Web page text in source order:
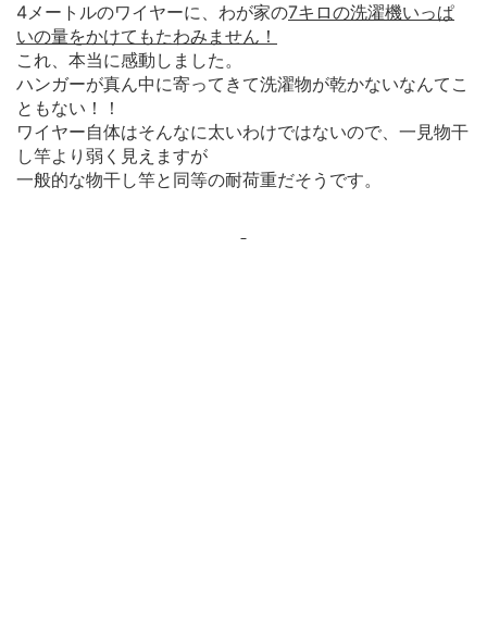
4メートルのワイヤーに、わが家の7キロの洗濯機いっぱ
いの量をかけてもたわみません！
これ、本当に感動しました。
ハンガーが真ん中に寄ってきて洗濯物が乾かないなんてこ
ともない！！
ワイヤー自体はそんなに太いわけではないので、一見物干
し竿より弱く見えますが
一般的な物干し竿と同等の耐荷重だそうです。